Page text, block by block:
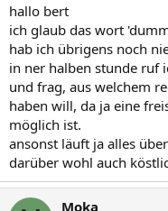
hallo bert
ich glaub das wort
hab ich übrigens noch
in ner halben stunde ruf
und frag, aus welchem
haben will, da ja eine
möglich ist.
ansonst läuft ja alles
darüber wohl auch
Moka